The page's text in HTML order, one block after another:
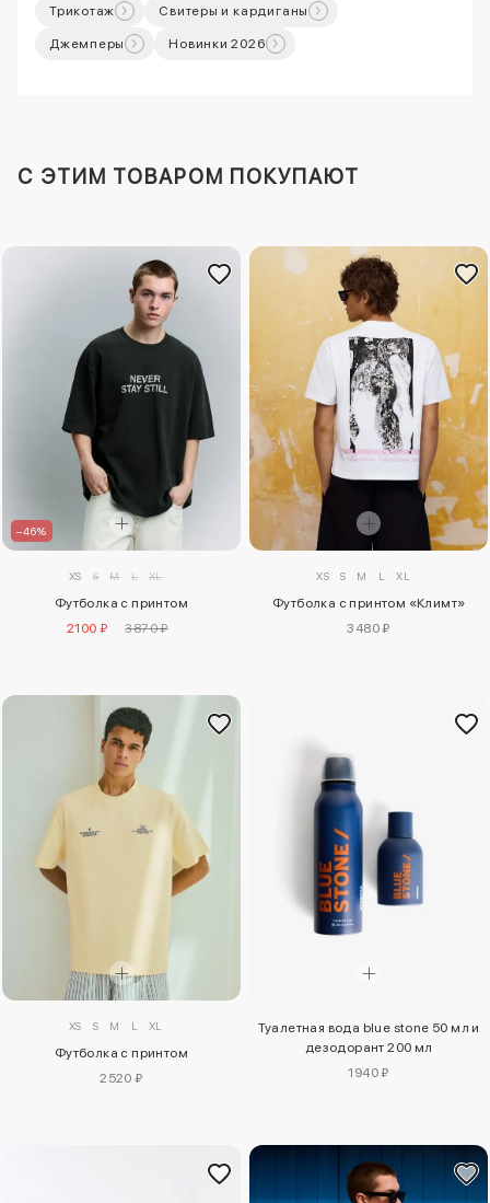
Трикотаж Свитеры и кардиганы
Джемперы Новинки 2026
C ЭТИМ ТОВАРОМ ПОКУПАЮТ
–46%
XS S M L XL
Футболка с принтом
2100 ₽
3870 ₽
XS S M L XL
Футболка с принтом «Климт»
3480 ₽
XS S M L XL
Футболка с принтом
2520 ₽
Туалетная вода blue stone 50 мл и
дезодорант 200 мл
1940 ₽